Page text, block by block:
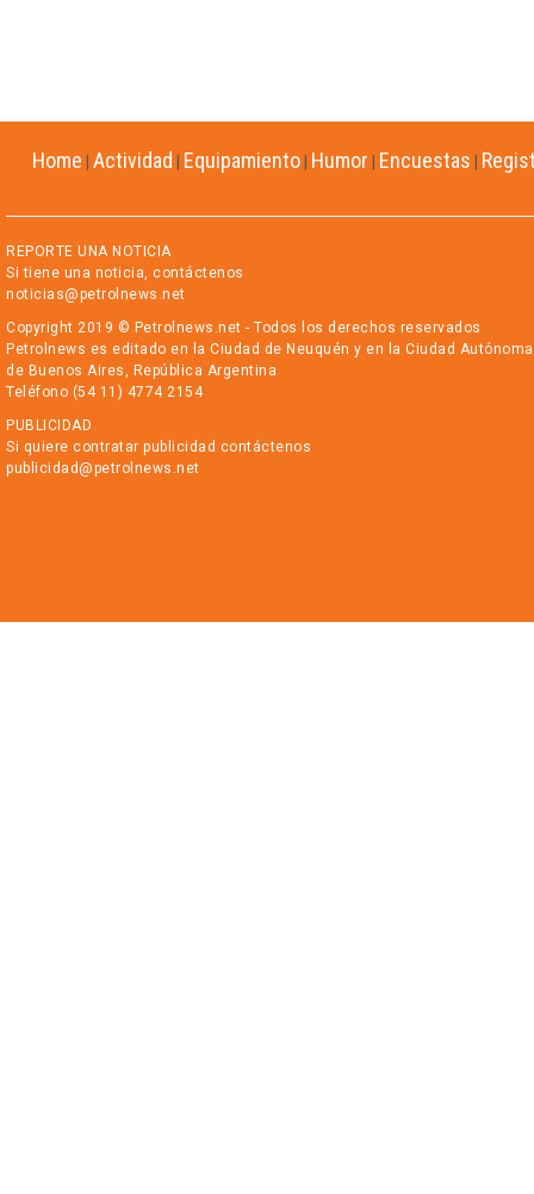
Home Actividad Equipamiento Humor Encuestas
REPORTE UNA NOTICIA
Si tiene una noticia, contáctenos
noticias@petrolnews.net
Copyright 2019 © Petrolnews.net - Todos los derechos reservados
Petrolnews es editado en la Ciudad de Neuquén y en la Ciudad Autónoma
de Buenos Aires, República Argentina
Teléfono (54 11) 4774 2154
PUBLICIDAD
Si quiere contratar publicidad contáctenos
publicidad@petrolnews.net